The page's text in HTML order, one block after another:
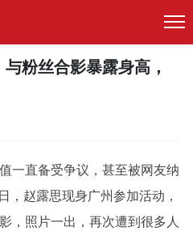
粉丝合影暴露身高，
一直备受争议，甚至被网友纳
，赵露思现身广州参加活动，
，照片一出，再次遭到很多人